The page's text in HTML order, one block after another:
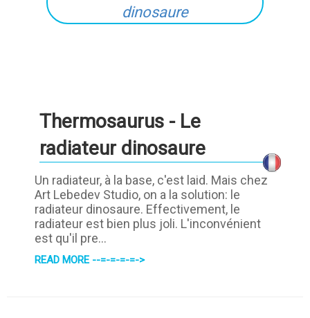
Thermosaurus - Le
radiateur dinosaure
Un radiateur, à la base, c'est laid. Mais chez
Art Lebedev Studio, on a la solution: le
radiateur dinosaure. Effectivement, le
radiateur est bien plus joli. L'inconvénient
est qu'il pre...
READ MORE --=-=-=-=->